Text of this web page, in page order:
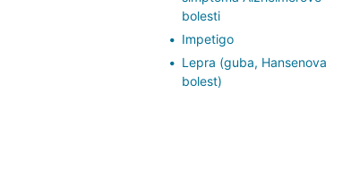
bolesti
Impetigo
Lepra (guba, Hansenova
bolest)